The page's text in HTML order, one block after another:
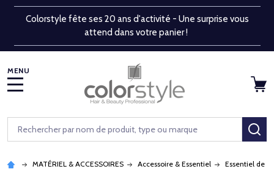
Colorstyle fête ses 20 ans d'activité - Une surprise vous
attend dans votre panier !
Rechercher
MATÉRIEL & ACCESSOIRES Accessoire & Essentiel Essentiel de